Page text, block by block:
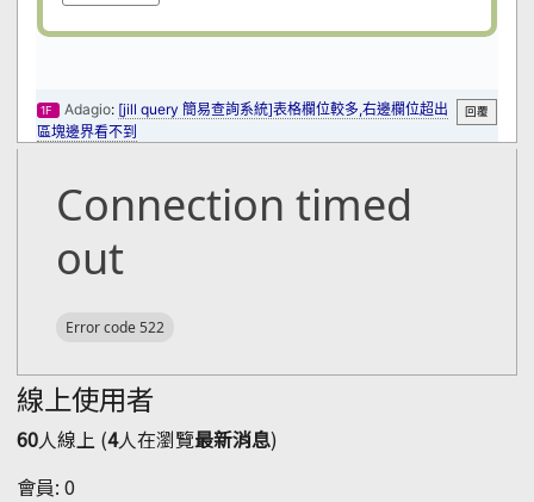
線上使用者
60人線上 (4人在瀏覽最新消息)
會員: 0